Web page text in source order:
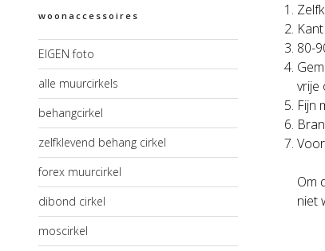
80-
vrije
Fijn
Om
niet
woonaccessoires
EIGEN foto
alle muurcirkels
behangcirkel
zelfklevend behang cirkel
forex muurcirkel
dibond cirkel
moscirkel